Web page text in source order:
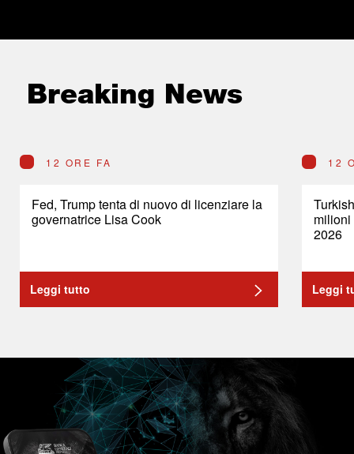
Breaking News
12 ORE FA
Fed, Trump tenta di nuovo di licenziare la
governatrice Lisa Cook
Leggi tutto
12
2026
Leggi